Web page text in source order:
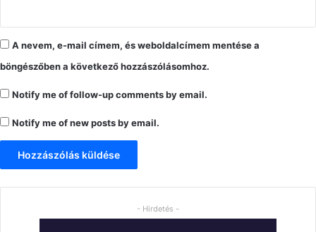
A nevem, e-mail címem, és weboldalcímem mentése a
böngészőben a következő hozzászólásomhoz.
Notify me of follow-up comments by email.
Notify me of new posts by email.
- Hirdetés -